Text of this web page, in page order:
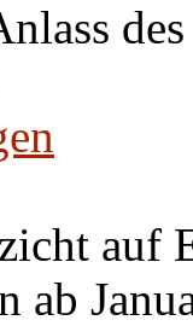
auf
ab